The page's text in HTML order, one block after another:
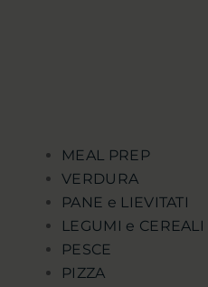
MEAL PREP
VERDURA
PANE e LIEVITATI
LEGUMI e CEREALI
PESCE
PIZZA